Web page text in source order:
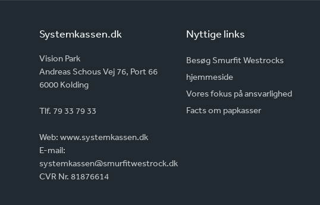
Systemkassen.dk
Vision Park
Andreas Schous Vej 76, Port 66
6000 Kolding
Tlf. 79 33 79 33
Web:www.systemkassen.dk
E-mail:
systemkassen@smurfitwestrock.dk
CVR Nr. 81876614
Nyttige links
Besøg Smurfit Westrocks
hjemmeside
Vores fokus på ansvarlighed
Facts om papkasser